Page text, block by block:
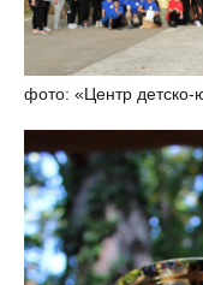
фото: «Центр детско-